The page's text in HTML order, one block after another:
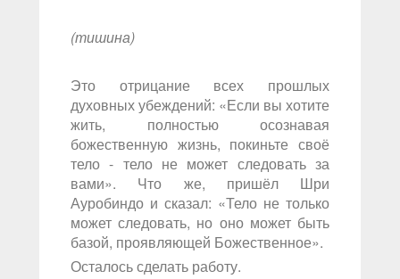
(тишина)
Это отрицание всех прошлых
духовных убеждений: «Если вы хотите
жить, полностью осознавая
божественную жизнь, покиньте своё
тело - тело не может следовать за
вами». Что же, пришёл Шри
Ауробиндо и сказал: «Тело не только
может следовать, но оно может быть
базой, проявляющей Божественное».
Осталось сделать работу.